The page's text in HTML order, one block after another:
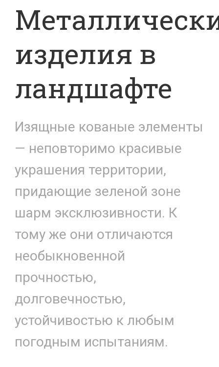
изделия в
ландшафте
Изящные кованые элементы
— неповторимо красивые
украшения территории,
придающие зеленой зоне
шарм эксклюзивности. К
тому же они отличаются
необыкновенной
прочностью,
долговечностью,
устойчивостью к любым
погодным испытаниям.